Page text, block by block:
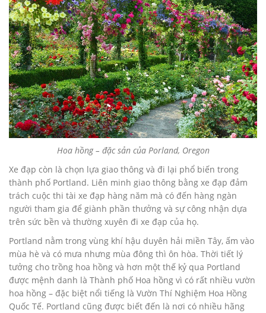
Hoa hồng – đặc sản của Porland, Oregon
Xe đạp còn là chọn lựa giao thông và đi lại phổ biến trong
thành phố Portland. Liên minh giao thông bằng xe đạp đảm
trách cuộc thi tài xe đạp hàng năm mà có đến hàng ngàn
người tham gia để giành phần thưởng và sự công nhận dựa
trên sức bền và thường xuyên đi xe đạp của họ.
Portland nằm trong vùng khí hậu duyên hải miền Tây, ấm vào
mùa hè và có mưa nhưng mùa đông thì ôn hòa. Thời tiết lý
tưởng cho trồng hoa hồng và hơn một thế kỷ qua Portland
được mệnh danh là Thành phố Hoa hồng vì có rất nhiều vườn
hoa hồng – đặc biệt nổi tiếng là Vườn Thí Nghiệm Hoa Hồng
Quốc Tế. Portland cũng được biết đến là nơi có nhiều hãng